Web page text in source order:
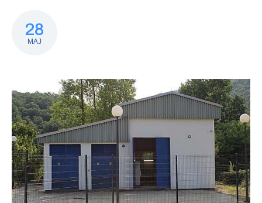
28
МАЈ